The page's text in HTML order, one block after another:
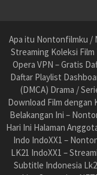
Apa itu Nontonfilmku /
Streaming Koleksi
Opera VPN – Gratis
Daftar Playlist
(DMCA) Drama /
Download Film dengan
Belakangan Ini –
Hari Ini Halaman
Indo IndoXX1 –
LK21 IndoXX1 –
Subtitle Indonesia